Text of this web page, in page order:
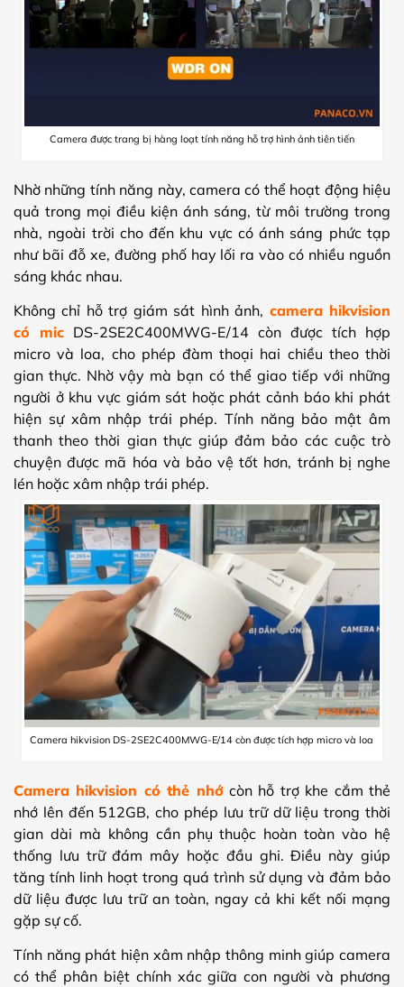
Camera được trang bị hàng loạt tính năng hỗ trợ hình ảnh tiên tiến
Nhờ những tính năng này, camera có thể hoạt động hiệu
quả trong mọi điều kiện ánh sáng, từ môi trường trong
nhà, ngoài trời cho đến khu vực có ánh sáng phức tạp
như bãi đỗ xe, đường phố hay lối ra vào có nhiều nguồn
sáng khác nhau.
Không chỉ hỗ trợ giám sát hình ảnh, camera hikvision
có mic DS-2SE2C400MWG-E/14 còn được tích hợp
micro và loa, cho phép đàm thoại hai chiều theo thời
gian thực. Nhờ vậy mà bạn có thể giao tiếp với những
người ở khu vực giám sát hoặc phát cảnh báo khi phát
hiện sự xâm nhập trái phép. Tính năng bảo mật âm
thanh theo thời gian thực giúp đảm bảo các cuộc trò
chuyện được mã hóa và bảo vệ tốt hơn, tránh bị nghe
lén hoặc xâm nhập trái phép.
Camera hikvision DS-2SE2C400MWG-E/14 còn được tích hợp micro và loa
Camera hikvision có thẻ nhớcòn hỗ trợ khe cắm thẻ
nhớ lên đến 512GB, cho phép lưu trữ dữ liệu trong thời
gian dài mà không cần phụ thuộc hoàn toàn vào hệ
thống lưu trữ đám mây hoặc đầu ghi. Điều này giúp
tăng tính linh hoạt trong quá trình sử dụng và đảm bảo
dữ liệu được lưu trữ an toàn, ngay cả khi kết nối mạng
gặp sự cố.
Tính năng phát hiện xâm nhập thông minh giúp camera
có thể phân biệt chính xác giữa con người và phương